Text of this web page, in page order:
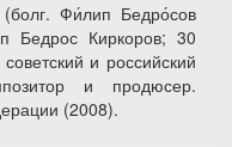
Фи́лип Бедро́сов
Бедрос Киркоров; 30
и российский
и продюсер.
(2008).